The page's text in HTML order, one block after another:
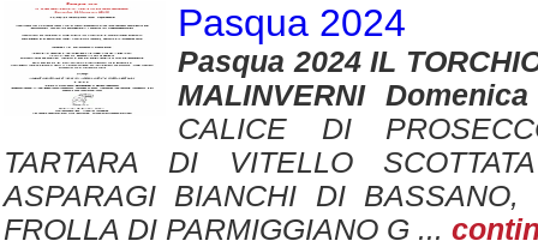
Pasqua 2024
Pasqua 2024 IL
MALINVERNI
CALICE DI
TARTARA DI VITELLO
ASPARAGI BIANCHI DI
FROLLA DI PARMIGGIANO G ...